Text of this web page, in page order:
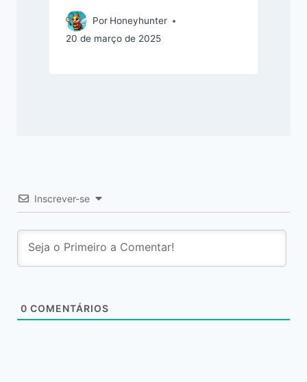
Por Honeyhunter
20 de março de 2025
Inscrever-se
0 COMENTÁRIOS